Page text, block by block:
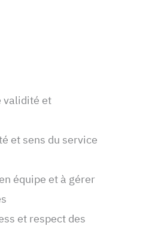
validité et
et sens du service
équipe et à gérer
et respect des